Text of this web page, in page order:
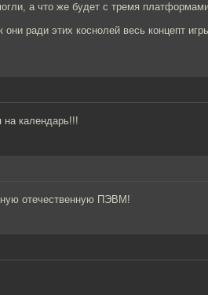
а что же будет с тремя
ради этих коснолей весь концепт
на календарь!!!
отечественную ПЭВМ!